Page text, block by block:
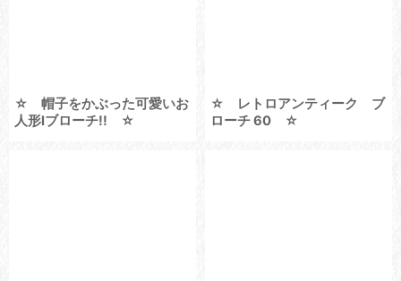
☆ 帽子をかぶった可愛いお
人形lブローチ!! ☆
☆ レトロアンティーク ブ
ローチ 60 ☆